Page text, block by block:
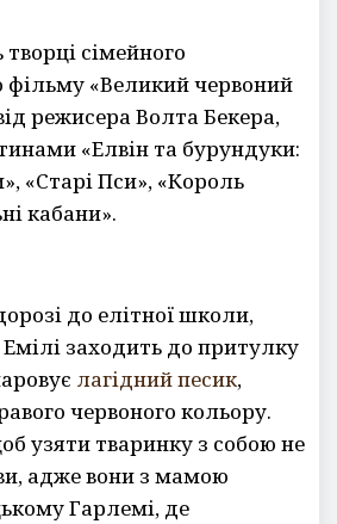
сімейного
фільму «Великий червоний
режисера Волта Бекера,
«Елвін та бурундуки:
«Старі Пси», «Король
кабани».
до елітної школи,
заходить до притулку
лагідний песик,
червоного кольору.
узяти тваринку з собою не
адже вони з мамою
Гарлемі, де